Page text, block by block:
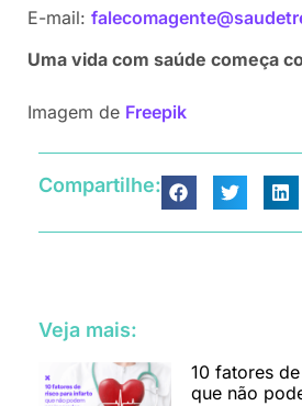
E-mail:
Uma vida com saúde começa
Imagem de Freepik
Compartilhe:
Veja mais:
10 fatores
que não